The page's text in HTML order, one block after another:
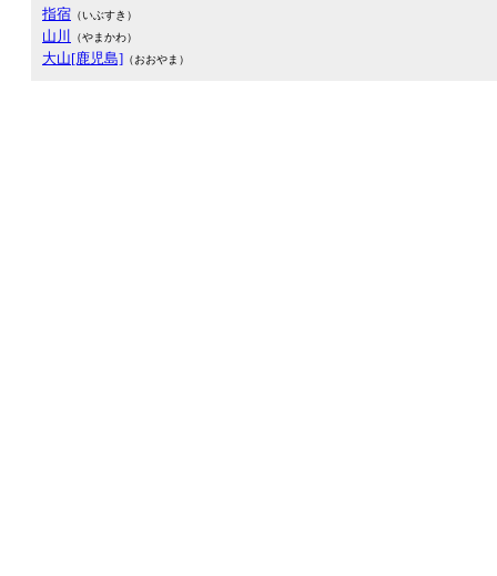
指宿 （いぶすき）
山川 （やまかわ）
大山[鹿児島] （おおやま）